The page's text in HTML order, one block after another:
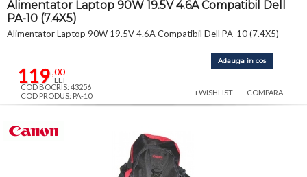
Alimentator Laptop 90W 19.5V 4.6A Compatibil Dell
PA-10 (7.4X5)
Alimentator Laptop 90W 19.5V 4.6A Compatibil Dell PA-10 (7.4X5)
119,00
LEI
Adauga in cos
COD BOCRIS: 43256
COD PRODUS: PA-10
+WISHLIST COMPARA